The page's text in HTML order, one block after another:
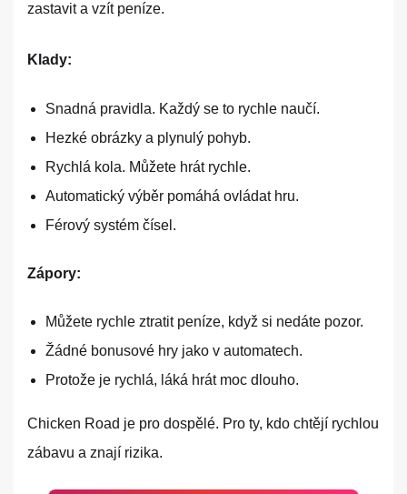
zastavit a vzít peníze.
Klady:
Snadná pravidla. Každý se to rychle naučí.
Hezké obrázky a plynulý pohyb.
Rychlá kola. Můžete hrát rychle.
Automatický výběr pomáhá ovládat hru.
Férový systém čísel.
Zápory:
Můžete rychle ztratit peníze, když si nedáte pozor.
Žádné bonusové hry jako v automatech.
Protože je rychlá, láká hrát moc dlouho.
Chicken Road je pro dospělé. Pro ty, kdo chtějí rychlou
zábavu a znají rizika.